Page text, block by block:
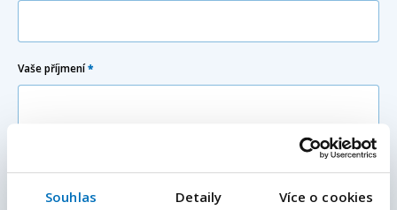
Souhlas Detaily Více o cookies
Vaše příjmení*
E-mailová adresa